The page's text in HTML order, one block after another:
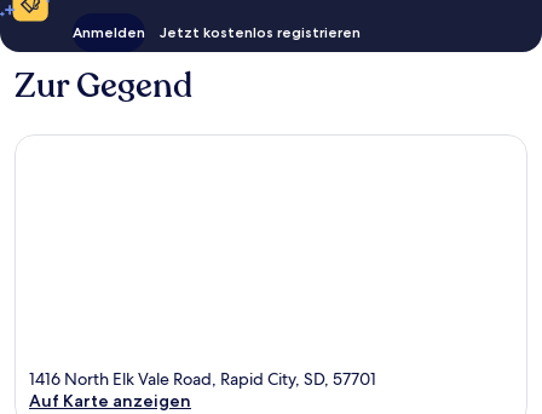
Anmelden Jetzt kostenlos registrieren
Zur Gegend
1416 North Elk Vale Road, Rapid City, SD, 57701
Auf Karte anzeigen